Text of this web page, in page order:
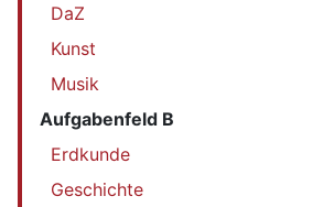
DaZ
Kunst
Musik
Aufgabenfeld B
Erdkunde
Geschichte